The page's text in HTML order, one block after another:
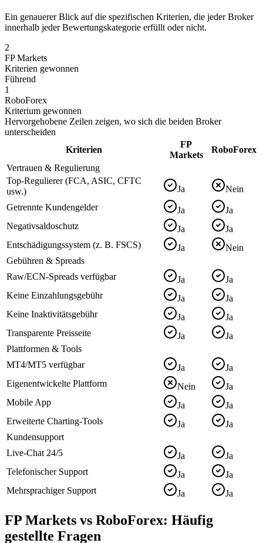
Ein genauerer Blick auf die spezifischen Kriterien, die jeder Broker
innerhalb jeder Bewertungskategorie erfüllt oder nicht.
2
FP Markets
Kriterien gewonnen
Führend
1
RoboForex
Kriterium gewonnen
Hervorgehobene Zeilen zeigen, wo sich die beiden Broker
unterscheiden
Kriterien
FP
Markets
RoboForex
Vertrauen & Regulierung
Top-Regulierer (FCA, ASIC, CFTC
usw.)
Ja
Nein
Getrennte Kundengelder
Ja
Ja
Negativsaldoschutz
Ja
Ja
Entschädigungssystem (z. B. FSCS)
Ja
Nein
Gebühren & Spreads
Raw/ECN-Spreads verfügbar
Ja
Ja
Keine Einzahlungsgebühr
Ja
Ja
Keine Inaktivitätsgebühr
Ja
Ja
Transparente Preisseite
Ja
Ja
Plattformen & Tools
MT4/MT5 verfügbar
Ja
Ja
Eigenentwickelte Plattform
Nein
Ja
Mobile App
Ja
Ja
Erweiterte Charting-Tools
Ja
Ja
Kundensupport
Live-Chat 24/5
Ja
Ja
Telefonischer Support
Ja
Ja
Mehrsprachiger Support
Ja Ja
FP Markets vs RoboForex: Häufig
gestellte Fragen